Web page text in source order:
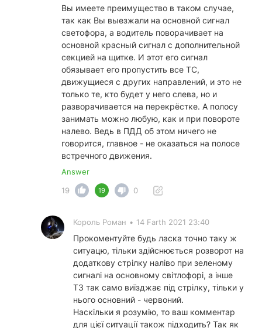
Вы имеете преимущество в таком случае,
так как Вы выезжали на основной сигнал
светофора, а водитель поворачивает на
основной красный сигнал с дополнительной
секцией на щитке. И этот его сигнал
обязывает его пропустить все ТС,
движущиеся с других направлений, и это не
только те, кто будет у него слева, но и
разворачивается на перекрёстке. А полосу
занимать можно любую, как и при повороте
налево. Ведь в ПДД об этом ничего не
говорится, главное - не оказаться на полосе
встречного движения.
Answer
19
19 0
Король Роман • 14 Farth 2021 23:40
Прокоментуйте будь ласка точно таку ж
ситуацю, тільки здійснюється розворот на
додаткову стрілку наліво при зеленому
сигналі на основному світлофорі, а інше
ТЗ так само виїзджає під стрілку, тільки у
нього основний - червоний.
Наскільки я розумію, то ваш комментар
для цієї ситуації також підходить? Так як